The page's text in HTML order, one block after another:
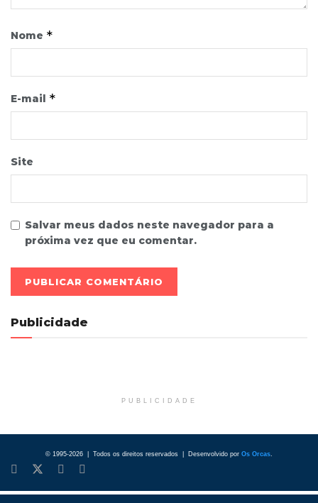
Nome *
E-mail *
Site
Salvar meus dados neste navegador para a
próxima vez que eu comentar.
Publicidade
PUBLICIDADE
© 1995-2026 | Todos os direitos reservados | Desenvolvido por Os Orcas